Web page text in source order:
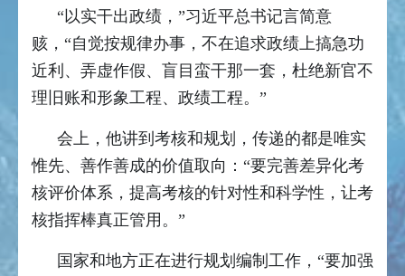
“以实干出政绩，”习近平总书记言简意
赅，“自觉按规律办事，不在追求政绩上搞急功
近利、弄虚作假、盲目蛮干那一套，杜绝新官不
理旧账和形象工程、政绩工程。”
会上，他讲到考核和规划，传递的都是唯实
惟先、善作善成的价值取向：“要完善差异化考
核评价体系，提高考核的针对性和科学性，让考
核指挥棒真正管用。”
国家和地方正在进行规划编制工作，“要加强